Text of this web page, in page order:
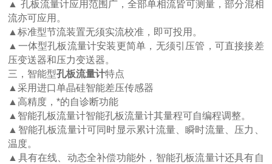
▲ 孔板流量计应用范围广，全部单相流皆可测量，部分混相
流亦可应用。
▲标准型节流装置无须实流校准，即可投用。
▲一体型孔板流量计安装更简单，无须引压管，可直接接差
压变送器和压力变送器。
三，智能型孔板流量计特点
▲采用进口单晶硅智能差压传感器
▲高精度，*的自诊断功能
▲智能孔板流量计智能孔板流量计其量程可自编程调整。
▲智能孔板流量计可同时显示累计流量、瞬时流量、压力、
温度。
▲具有在线、动态全补偿功能外，智能孔板流量计还具有自